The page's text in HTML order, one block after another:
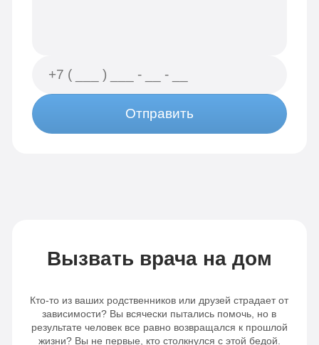
Отправить
Вызвать врача на дом
Кто-то из ваших родственников или друзей страдает от
зависимости? Вы всячески пытались помочь, но в
результате человек все равно возвращался к прошлой
жизни? Вы не первые, кто столкнулся с этой бедой.